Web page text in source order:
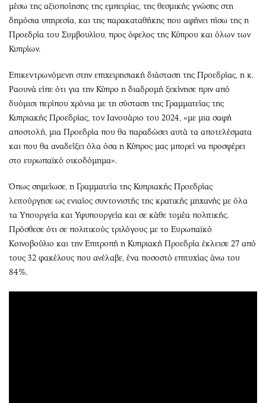
μέσω της αξιοποίησης της εμπειρίας, της θεσμικής γνώσης στη
δημόσια υπηρεσία, και της παρακαταθήκης που αφήνει πίσω της η
Προεδρία του Συμβουλίου, προς όφελος της Κύπρου και όλων των
Κυπρίων.
Επικεντρωνόμενη στην επιχειρησιακή διάσταση της Προεδρίας, η κ.
Ραουνά είπε ότι για την Κύπρο η διαδρομή ξεκίνησε πριν από
δυόμισι περίπου χρόνια με τη σύσταση της Γραμματείας της
Κυπριακής Προεδρίας, τον Ιανουάριο του 2024, «με μια σαφή
αποστολή, μια Προεδρία που θα παραδώσει αυτά τα αποτελέσματα
και που θα αναδείξει όλα όσα η Κύπρος μας μπορεί να προσφέρει
στο ευρωπαϊκό οικοδόμημα».
Όπως σημείωσε, η Γραμματεία της Κυπριακής Προεδρίας
λειτούργησε ως ενιαίος συντονιστής της κρατικής μηχανής με όλα
τα Υπουργεία και Υφυπουργεία και σε κάθε τομέα πολιτικής.
Πρόσθεσε ότι σε πολιτικούς τριλόγους με το Ευρωπαϊκό
Κοινοβούλιο και την Επιτροπή η Κυπριακή Προεδρία έκλεισε 27 από
τους 32 φακέλους που ανέλαβε, ένα ποσοστό επιτυχίας άνω του
84%.